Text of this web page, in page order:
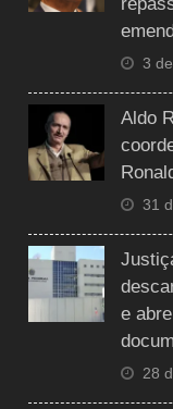
3
Aldo
31
e
28